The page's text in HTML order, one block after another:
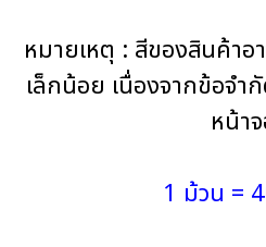
หมายเหตุ : สีของสินค้าอ
เล็กน้อย เนื่องจากข้อจำ
หน้า
1 ม้วน =